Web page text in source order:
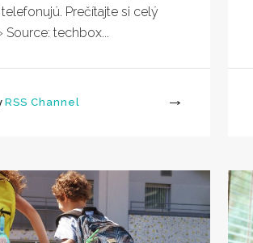
Prečítajte si celý
Source: techbox...
RSS Channel